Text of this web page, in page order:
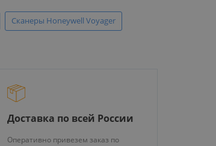
Сканеры Honeywell Voyager
Доставка по всей России
Оперативно привезем заказ по